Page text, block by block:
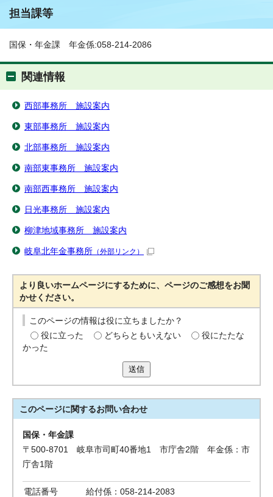
担当課等
国保・年金課 年金係:058-214-2086
関連情報
西部事務所 施設案内
東部事務所 施設案内
北部事務所 施設案内
南部東事務所 施設案内
南部西事務所 施設案内
日光事務所 施設案内
柳津地域事務所 施設案内
岐阜北年金事務所 （外部リンク）
より良いホームページにするために、ページのご感想をお聞
かせください。
このページの情報は役に立ちましたか？
役に立った
どちらともいえない
役にたたな
かった
送信
このページに関するお問い合わせ
国保・年金課
〒500-8701 岐阜市司町40番地1 市庁舎2階 年金係：市
庁舎1階
電話番号
給付係：058-214-2083